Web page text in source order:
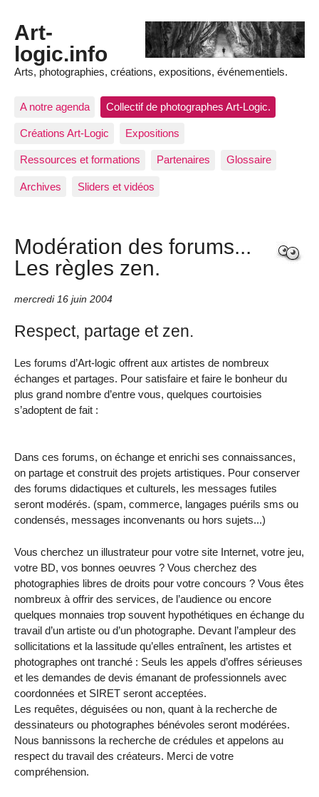
Art-
logic.info
Arts, photographies, créations, expositions, événementiels.
A notre agenda Collectif de photographes Art-Logic.
Créations Art-Logic Expositions
Ressources et formations Partenaires Glossaire
Archives Sliders et vidéos
Modération des forums...
Les règles zen.
mercredi 16 juin 2004
Respect, partage et zen.
Les forums d’Art-logic offrent aux artistes de nombreux
échanges et partages. Pour satisfaire et faire le bonheur du
plus grand nombre d’entre vous, quelques courtoisies
s’adoptent de fait :
Dans ces forums, on échange et enrichi ses connaissances,
on partage et construit des projets artistiques. Pour conserver
des forums didactiques et culturels, les messages futiles
seront modérés. (spam, commerce, langages puérils sms ou
condensés, messages inconvenants ou hors sujets...)
Vous cherchez un illustrateur pour votre site Internet, votre jeu,
votre BD, vos bonnes oeuvres ? Vous cherchez des
photographies libres de droits pour votre concours ? Vous êtes
nombreux à offrir des services, de l’audience ou encore
quelques monnaies trop souvent hypothétiques en échange du
travail d’un artiste ou d’un photographe. Devant l’ampleur des
sollicitations et la lassitude qu’elles entraînent, les artistes et
photographes ont tranché : Seuls les appels d’offres sérieuses
et les demandes de devis émanant de professionnels avec
coordonnées et SIRET seront acceptées.
Les requêtes, déguisées ou non, quant à la recherche de
dessinateurs ou photographes bénévoles seront modérées.
Nous bannissons la recherche de crédules et appelons au
respect du travail des créateurs. Merci de votre
compréhension.